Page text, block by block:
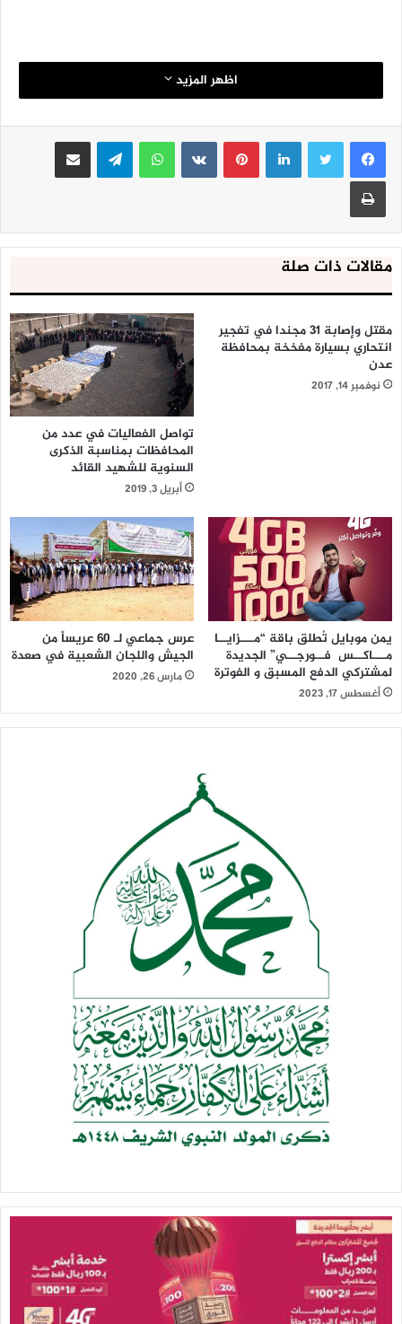
اظهر المزيد
لينكدإنبينتيريست واتساب تيلقرام مشاركة عبر البريد
طباعة
مقالات ذات صلة
مقتل وإصابة 31 مجندا في تفجير
انتحاري بسيارة مفخخة بمحافظة
عدن
نوفمبر 14, 2017
تواصل الفعاليات في عدد من
المحافظات بمناسبة الذكرى
السنوية للشهيد القائد
أبريل 3, 2019
يمن موبايل تُطلق باقة “مـــزايــا
مـــاكــس فــورجــي” الجديدة
لمشتركي الدفع المسبق و الفوترة
أغسطس 17, 2023
عرس جماعي لـ 60 عريساً من
الجيش واللجان الشعبية في صعدة
مارس 26, 2020